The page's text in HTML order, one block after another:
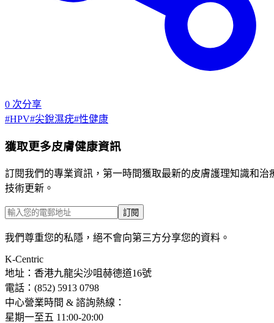
0 次分享
#HPV#尖銳濕疣#性健康
獲取更多皮膚健康資訊
訂閱我們的專業資訊，第一時間獲取最新的皮膚護理知識和治
技術更新。
訂閱
我們尊重您的私隱，絕不會向第三方分享您的資料。
K-Centric
地址：香港九龍尖沙咀赫德道16號
電話：(852) 5913 0798​
中心營業時間 & 諮詢熱線：
星期一至五 11:00-20:00